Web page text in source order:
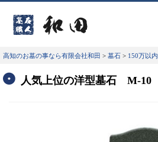
高知のお墓の事なら有限会社和田 > 墓石 > 150万以内
人気上位の洋型墓石 M-10